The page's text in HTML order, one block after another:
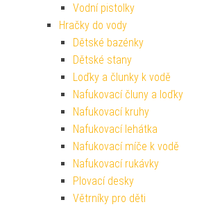
Vodní pistolky
Hračky do vody
Dětské bazénky
Dětské stany
Loďky a člunky k vodě
Nafukovací čluny a loďky
Nafukovací kruhy
Nafukovací lehátka
Nafukovací míče k vodě
Nafukovací rukávky
Plovací desky
Větrníky pro děti